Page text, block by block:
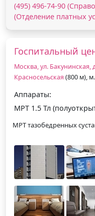
(495) 496-74-90
(Отделение платных
Госпитальный
Москва, ул. Бакунинская,
Красносельская (800 м), м.
Аппараты:
МРТ 1.5 Тл
МРТ тазобедренных